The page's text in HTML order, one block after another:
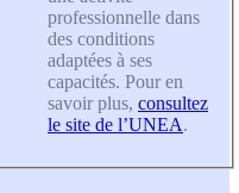
professionnelle dans
des conditions
adaptées à ses
capacités. Pour en
savoir plus, consultez
le site de l’UNEA.